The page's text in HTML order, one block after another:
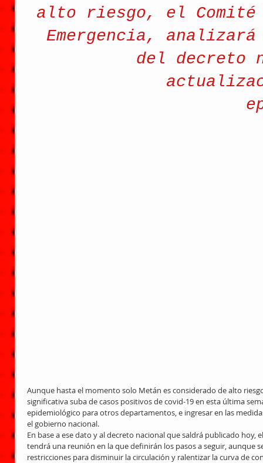
alto riesgo, el Comité
Emergencia,
del decreto
Aunque hasta el momento solo Metán es considerado de alto
significativa suba de casos positivos de covid-19 en esta última
epidemiológico para otros departamentos, e ingresar en las
el gobierno nacional.
En base a ese dato y al decreto nacional que saldrá publicado hoy,
tendrá una reunión en la que definirán los pasos a seguir, aunque
restricciones para disminuir la circulación y ralentizar la curva de